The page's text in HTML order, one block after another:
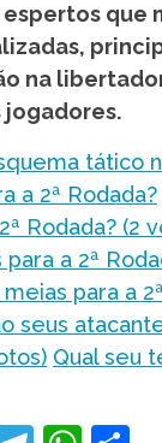
espertos que
na
jogadores.
tático
a 2ª Rodada?
Rodada? (2
a 2ª
para a
seus
Qual seu